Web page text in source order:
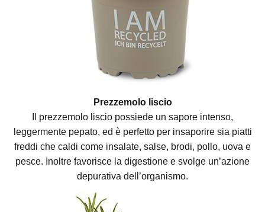
Prezzemolo liscio
Il prezzemolo liscio possiede un sapore intenso,
leggermente pepato, ed è perfetto per insaporire sia piatti
freddi che caldi come insalate, salse, brodi, pollo, uova e
pesce. Inoltre favorisce la digestione e svolge un’azione
depurativa dell’organismo.